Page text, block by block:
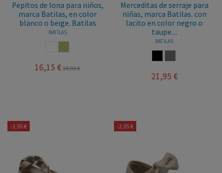
Pepitos de lona para niños,
marca Batilas, en color
blanco o beige. Batilas
BATILAS
16,15 € 18,95 €
Merceditas de serraje para
niñas, marca Batilas. con
lacito en color negro o
taupe....
BATILAS
21,95 €
-3,95 € -2,05 €